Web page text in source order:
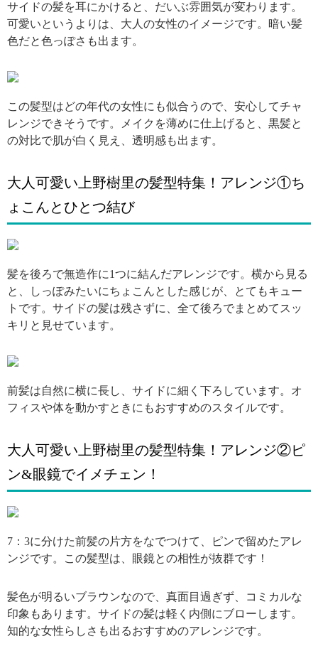
サイドの髪を耳にかけると、だいぶ雰囲気が変わります。
可愛いというよりは、大人の女性のイメージです。暗い髪
色だと色っぽさも出ます。
この髪型はどの年代の女性にも似合うので、安心してチャ
レンジできそうです。メイクを薄めに仕上げると、黒髪と
の対比で肌が白く見え、透明感も出ます。
大人可愛い上野樹里の髪型特集！アレンジ①ち
ょこんとひとつ結び
髪を後ろで無造作に1つに結んだアレンジです。横から見る
と、しっぽみたいにちょこんとした感じが、とてもキュー
トです。サイドの髪は残さずに、全て後ろでまとめてスッ
キリと見せています。
前髪は自然に横に長し、サイドに細く下ろしています。オ
フィスや体を動かすときにもおすすめのスタイルです。
大人可愛い上野樹里の髪型特集！アレンジ②ピ
ン&眼鏡でイメチェン！
7：3に分けた前髪の片方をなでつけて、ピンで留めたアレ
ンジです。この髪型は、眼鏡との相性が抜群です！
髪色が明るいブラウンなので、真面目過ぎず、コミカルな
印象もあります。サイドの髪は軽く内側にブローします。
知的な女性らしさも出るおすすめのアレンジです。